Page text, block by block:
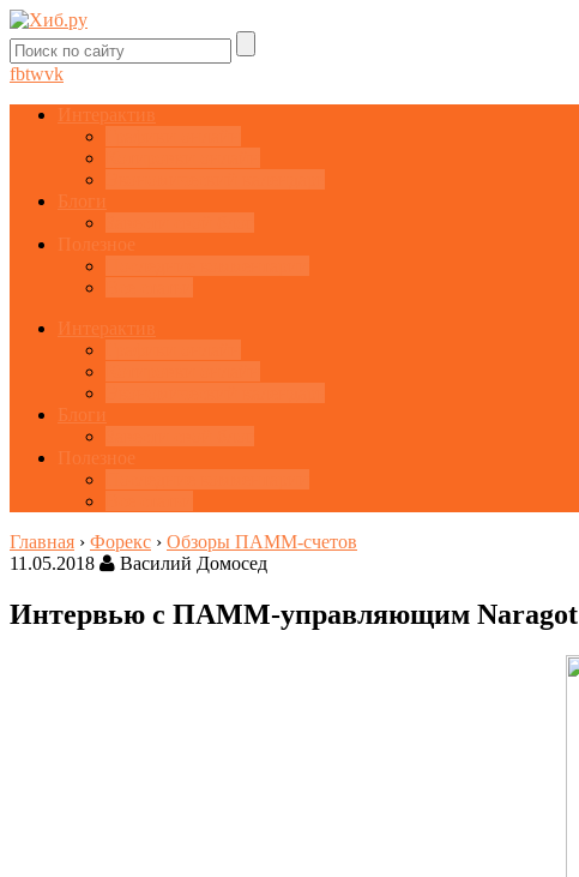
fbtwvk
Интерактив
Блоги
Полезное
Интерактив
Блоги
Полезное
Главная › Форекс › Обзоры ПАММ-счетов
11.05.2018
Василий Домосед
Интервью с ПАММ-управляющим Naragot